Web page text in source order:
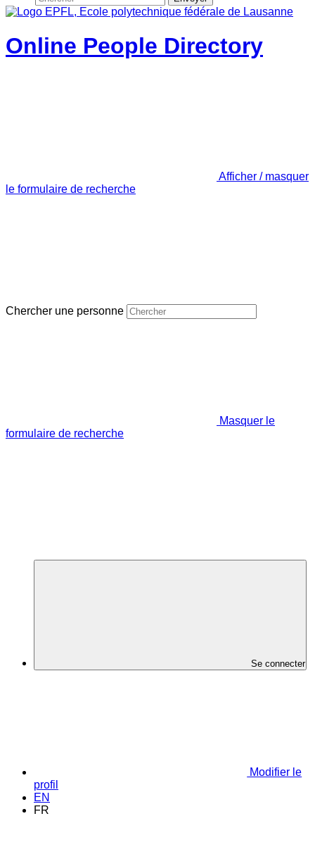
Online People Directory
Afficher / masquer
le formulaire de recherche
Chercher une personne
Masquer le
formulaire de recherche
Se connecter
Modifier le
profil
EN
FR